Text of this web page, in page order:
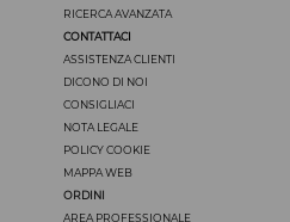
RICERCA AVANZATA
CONTATTACI
ASSISTENZA CLIENTI
DICONO DI NOI
CONSIGLIACI
NOTA LEGALE
POLICY COOKIE
MAPPA WEB
ORDINI
AREA PROFESSIONALE